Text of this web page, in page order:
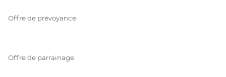
Offre de prévoyance
Offre de parrainage